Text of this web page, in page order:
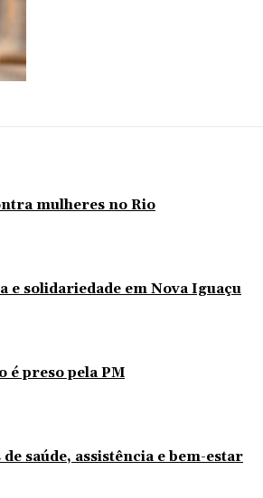
mulheres no Rio
e solidariedade em Nova Iguaçu
é preso pela PM
saúde, assistência e bem-estar